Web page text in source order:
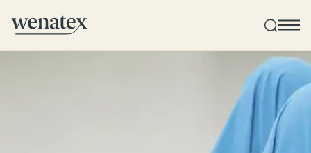
Produktberatung zu Hause, im Store oder online!